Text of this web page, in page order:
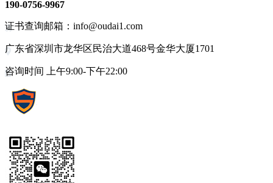
190-0756-9967
证书查询邮箱：info@oudai1.com
广东省深圳市龙华区民治大道468号金华大厦1701
咨询时间 上午9:00-下午22:00